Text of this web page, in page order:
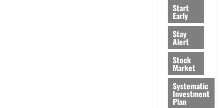
Start
Early
Stay
Alert
Stock
Market
Systematic
Investment
Plan